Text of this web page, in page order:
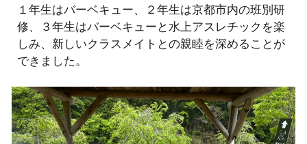
１年生はバーベキュー、２年生は京都市内の班別研
修、３年生はバーベキューと水上アスレチックを楽
しみ、新しいクラスメイトとの親睦を深めることが
できました。